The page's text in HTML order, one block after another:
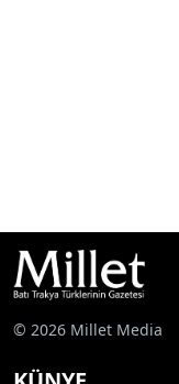
© 2026 Millet Media